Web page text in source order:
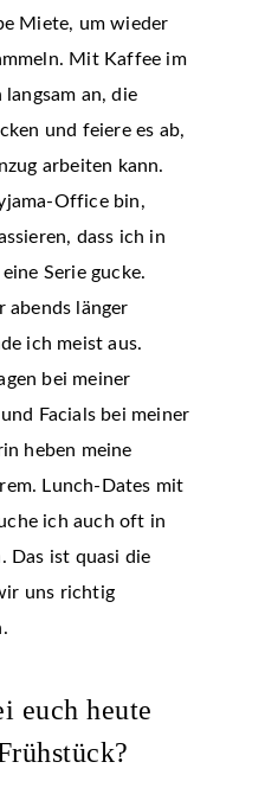
Miete, um wieder
Mit Kaffee im
an, die
und feiere es ab,
arbeiten kann.
Office bin,
dass ich in
Serie gucke.
abends länger
ich meist aus.
bei meiner
Facials bei meiner
heben meine
Lunch-Dates mit
ich auch oft in
Das ist quasi die
uns richtig
euch heute